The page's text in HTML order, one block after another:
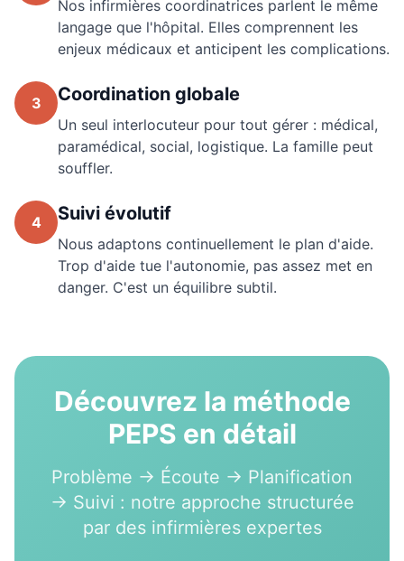
Nos infirmières coordinatrices parlent le même
langage que l'hôpital. Elles comprennent les
enjeux médicaux et anticipent les complications.
3 Coordination globale
Un seul interlocuteur pour tout gérer : médical,
paramédical, social, logistique. La famille peut
souffler.
4 Suivi évolutif
Nous adaptons continuellement le plan d'aide.
Trop d'aide tue l'autonomie, pas assez met en
danger. C'est un équilibre subtil.
Découvrez la méthode
PEPS en détail
Problème → Écoute → Planification
→ Suivi : notre approche structurée
par des infirmières expertes